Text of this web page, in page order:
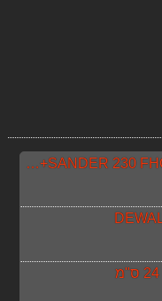
מלטשת קירות גבס דגם SANDER 230 FHC+מערבל צבע TARGET